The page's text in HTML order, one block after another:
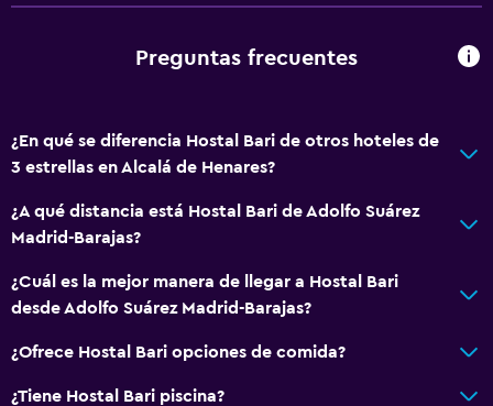
Preguntas frecuentes
¿En qué se diferencia Hostal Bari de otros hoteles de
3 estrellas en Alcalá de Henares?
¿A qué distancia está Hostal Bari de Adolfo Suárez
Madrid-Barajas?
¿Cuál es la mejor manera de llegar a Hostal Bari
desde Adolfo Suárez Madrid-Barajas?
¿Ofrece Hostal Bari opciones de comida?
¿Tiene Hostal Bari piscina?